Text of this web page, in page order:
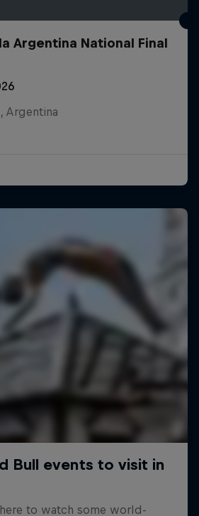
Argentina National Final
Argentina